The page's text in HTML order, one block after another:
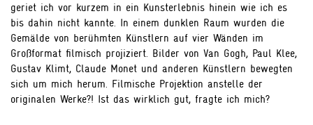
geriet ich vor kurzem in ein Kunsterlebnis hinein wie ich es
bis dahin nicht kannte. In einem dunklen Raum wurden die
Gemälde von berühmten Künstlern auf vier Wänden im
Großformat filmisch projiziert. Bilder von Van Gogh, Paul Klee,
Gustav Klimt, Claude Monet und anderen Künstlern bewegten
sich um mich herum. Filmische Projektion anstelle der
originalen Werke?! Ist das wirklich gut, fragte ich mich?